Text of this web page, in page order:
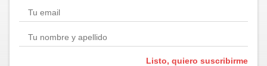
Listo, quiero suscribirme